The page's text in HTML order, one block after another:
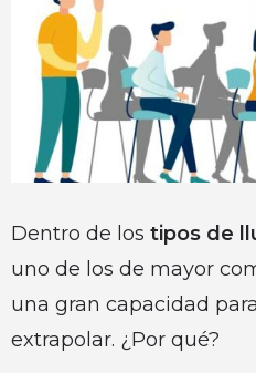
Dentro de los tipos de
uno de los de mayor
una gran capacidad
extrapolar. ¿Por qué?